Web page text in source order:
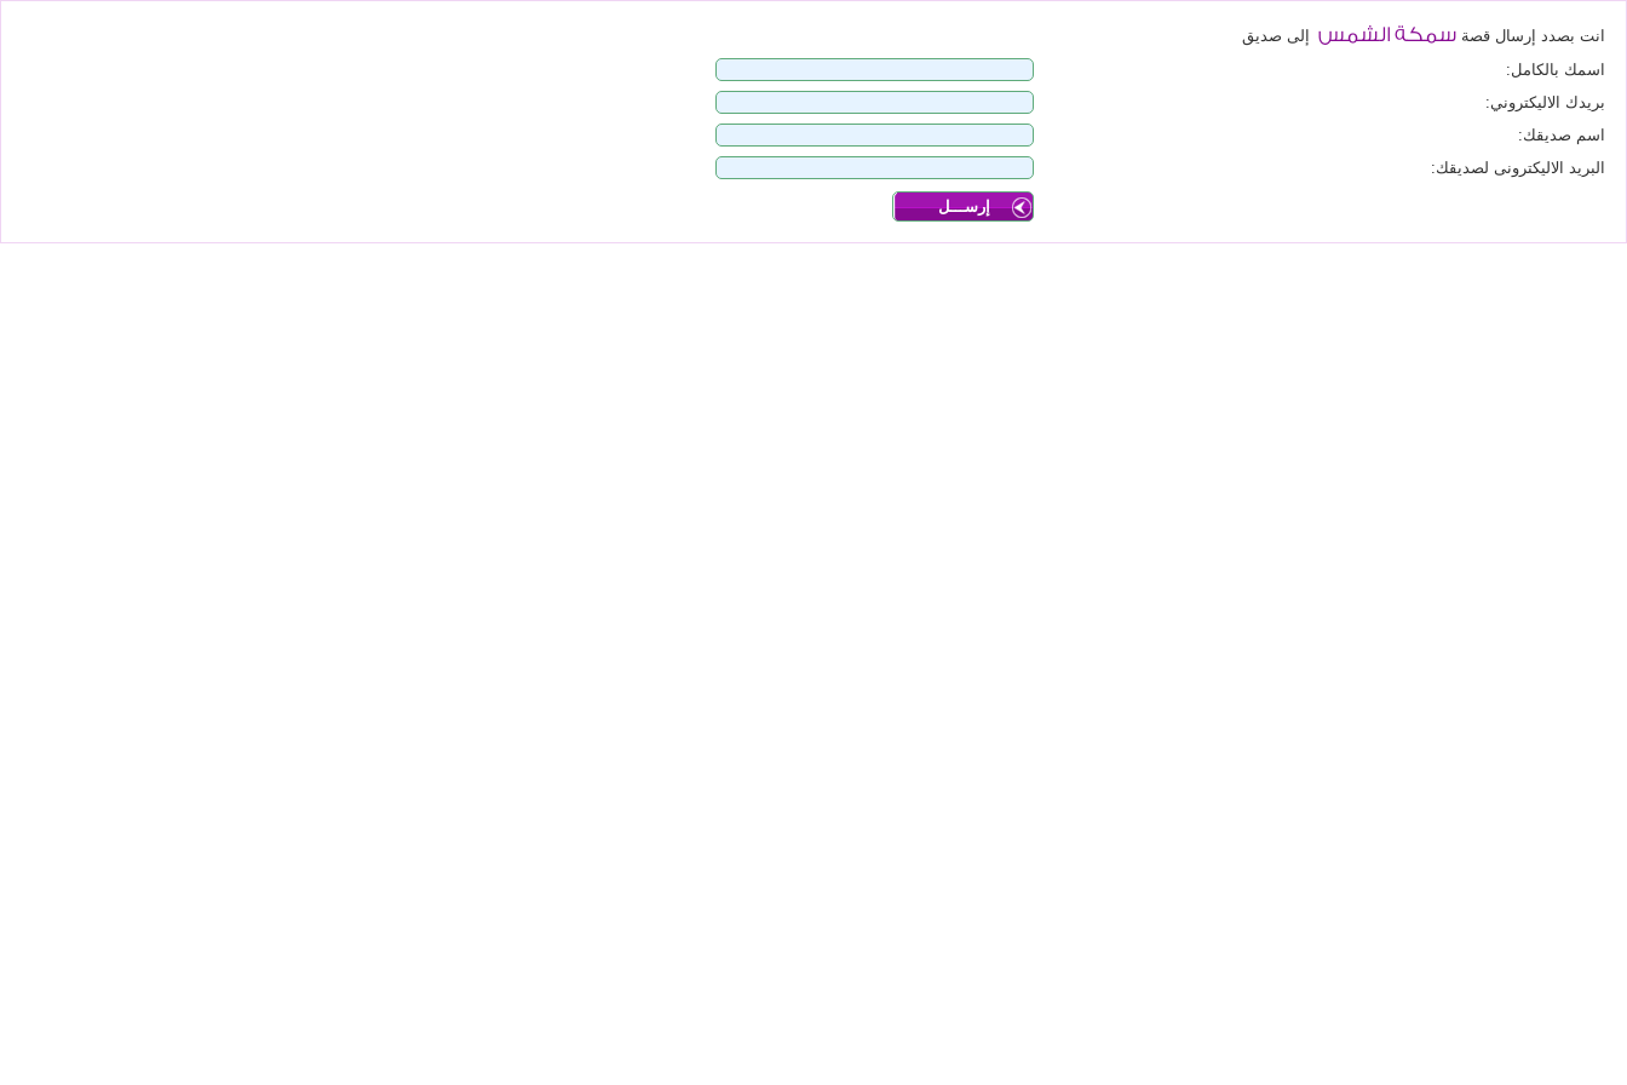
انت بصدد إرسال قصة سمكة الشمس
إلى صديق
اسمك بالكامل:
بريدك الاليكتروني:
اسم صديقك:
البريد الاليكترونى لصديقك: